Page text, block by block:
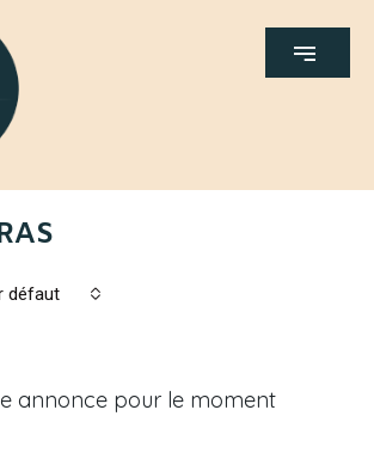
défaut
annonce pour le moment